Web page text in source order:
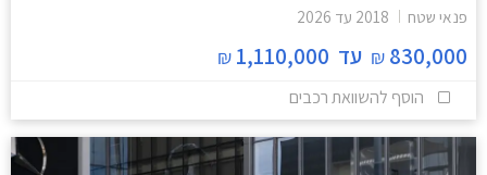
פנאי שטח 2018 עד 2026
830,000
₪ עד 1,110,000
₪
הוסף להשוואת רכבים